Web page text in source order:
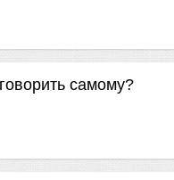
самому?